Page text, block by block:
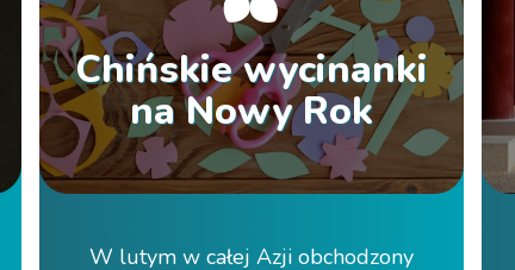
Chińskie wycinanki
na Nowy Rok
W lutym w całej Azji obchodzony